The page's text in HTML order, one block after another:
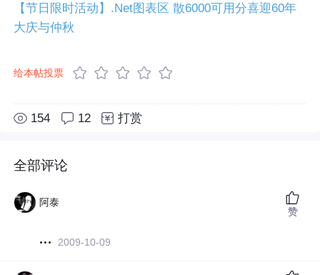
【节日限时活动】.Net图表区 散6000可用分喜迎60年
大庆与仲秋
给本帖投票
154 12 打赏
全部评论
阿泰
2009-10-09
赞